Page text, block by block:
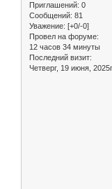
Приглашений: 0
Сообщений: 81
Уважение: [+0/-0]
Провел на форуме:
12 часов 34 минуты
Последний визит:
Четверг, 19 июня,